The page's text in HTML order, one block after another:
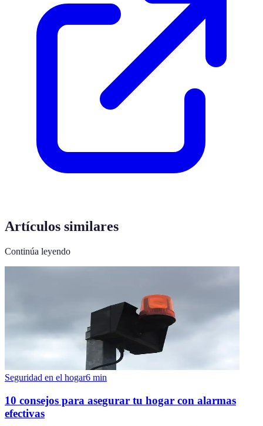
Artículos similares
Continúa leyendo
Seguridad en el hogar6 min
10 consejos para asegurar tu hogar con alarmas
efectivas